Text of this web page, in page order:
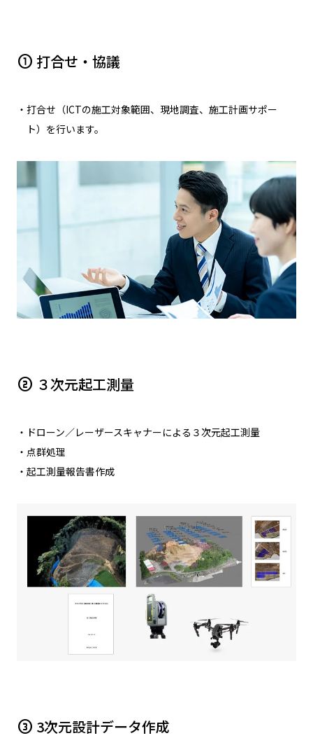
counter_1 打合せ・協議
・打合せ（ICTの施工対象範囲、現地調査、施工計画サポー
ト）を行います。
counter_2 ３次元起工測量
・ドローン／レーザースキャナーによる３次元起工測量
・点群処理
・起工測量報告書作成
counter_3 3次元設計データ作成